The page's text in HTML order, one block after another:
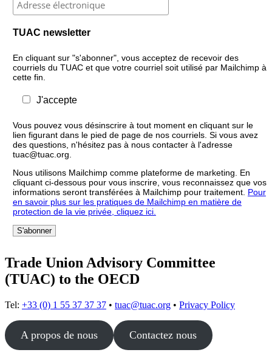
TUAC newsletter
En cliquant sur "s'abonner", vous acceptez de recevoir des
courriels du TUAC et que votre courriel soit utilisé par Mailchimp à
cette fin.
J'accepte
Vous pouvez vous désinscrire à tout moment en cliquant sur le
lien figurant dans le pied de page de nos courriels. Si vous avez
des questions, n'hésitez pas à nous contacter à l'adresse
tuac@tuac.org.
Nous utilisons Mailchimp comme plateforme de marketing. En
cliquant ci-dessous pour vous inscrire, vous reconnaissez que vos
informations seront transférées à Mailchimp pour traitement. Pour
en savoir plus sur les pratiques de Mailchimp en matière de
protection de la vie privée, cliquez ici.
Trade Union Advisory Committee
(TUAC) to the OECD
Tel: +33 (0) 1 55 37 37 37 • tuac@tuac.org • Privacy Policy
A propos de nous Contactez nous